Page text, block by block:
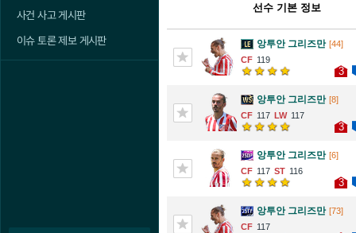
사건 사고 게시판
이슈 토론 제보 게시판
선수 기본 정보
앙투안 그리즈만 [44]
119
3
앙투안 그리즈만 [8]
117
117
3
앙투안 그리즈만 [6]
117
116
3
앙투안 그리즈만 [73]
117